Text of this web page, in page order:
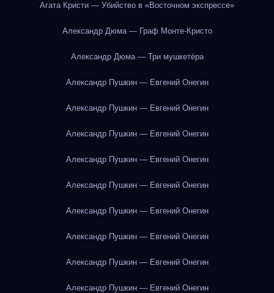
Агата Кристи — Убийство в «Восточном экспрессе»
Александр Дюма — Граф Монте-Кристо
Александр Дюма — Три мушкетёра
Александр Пушкин — Евгений Онегин
Александр Пушкин — Евгений Онегин
Александр Пушкин — Евгений Онегин
Александр Пушкин — Евгений Онегин
Александр Пушкин — Евгений Онегин
Александр Пушкин — Евгений Онегин
Александр Пушкин — Евгений Онегин
Александр Пушкин — Евгений Онегин
Александр Пушкин — Евгений Онегин